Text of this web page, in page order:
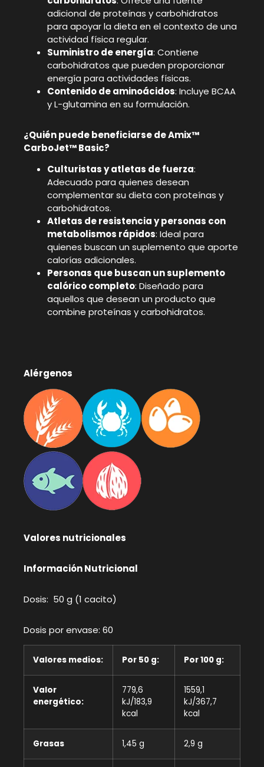
adicional de proteínas y carbohidratos
para apoyar la dieta en el contexto de una
actividad física regular.
Suministro de energía: Contiene
carbohidratos que pueden proporcionar
energía para actividades físicas.
Contenido de aminoácidos: Incluye BCAA
y L-glutamina en su formulación.
¿Quién puede beneficiarse de Amix™
CarboJet™ Basic?
Culturistas y atletas de fuerza:
Adecuado para quienes desean
complementar su dieta con proteínas y
carbohidratos.
Atletas de resistencia y personas con
metabolismos rápidos: Ideal para
quienes buscan un suplemento que aporte
calorías adicionales.
Personas que buscan un suplemento
calórico completo: Diseñado para
aquellos que desean un producto que
combine proteínas y carbohidratos.
Alérgenos
Valores nutricionales
Información Nutricional
Dosis: 50 g (1 cacito)
Dosis por envase: 60
Valores medios: Por 50 g: Por 100 g:
Valor
energético:
779,6
kJ/183,9
kcal
1559,1
kJ/367,7
kcal
Grasas 1,45 g 2,9 g